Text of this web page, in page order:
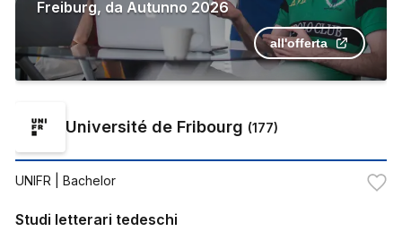
Freiburg, da Autunno 2026
all'offerta
Université de Fribourg (177)
UNIFR | Bachelor
Studi letterari tedeschi